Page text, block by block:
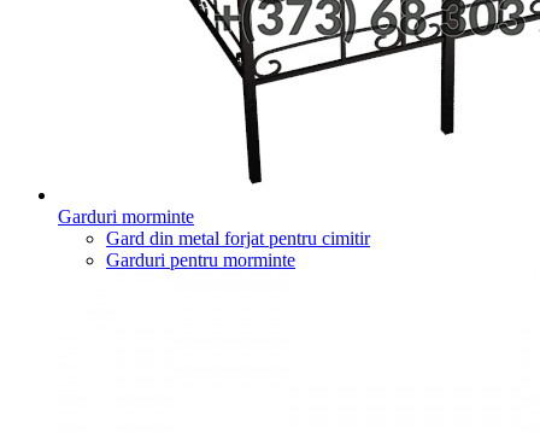
Garduri morminte
Gard din metal forjat pentru cimitir
Garduri pentru morminte